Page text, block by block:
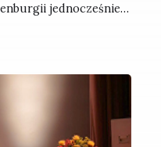
jednocześnie
Tym bardziej
od niemal 200 lat.